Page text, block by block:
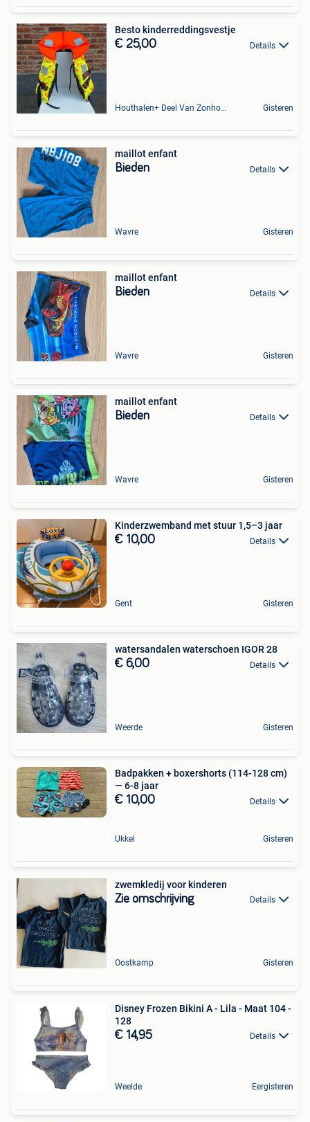
Besto kinderreddingsvestje
€ 25,00 Details
Houthalen+ Deel Van Zonhoven En Zolder Gisteren
maillot enfant
Bieden Details
Wavre Gisteren
maillot enfant
Bieden Details
Wavre Gisteren
maillot enfant
Bieden Details
Wavre Gisteren
Kinderzwemband met stuur 1,5–3 jaar
€ 10,00 Details
Gent Gisteren
watersandalen waterschoen IGOR 28
€ 6,00 Details
Weerde Gisteren
Badpakken + boxershorts (114-128 cm)
— 6-8 jaar
€ 10,00 Details
Ukkel Gisteren
zwemkledij voor kinderen
Zie omschrijving Details
Oostkamp Gisteren
Disney Frozen Bikini A - Lila - Maat 104 -
128
€ 14,95 Details
Weelde Eergisteren